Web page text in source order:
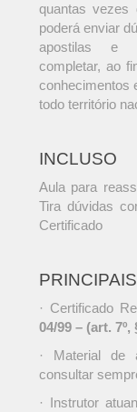
quantas vezes
poderá enviar
apostilas e
completar, ao
conhecimentos
todo território
INCLUSO
Aula para
Tira dúvidas
Certificado
· Certificado
04/99 – (art. 7º,
· Material de
consultar
· Instrutor